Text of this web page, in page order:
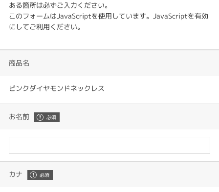
ある箇所は必ずご入力ください。
このフォームはJavaScriptを使用しています。JavaScriptを有効
にしてご利用ください。
商品名
ピンクダイヤモンドネックレス
お名前
カナ